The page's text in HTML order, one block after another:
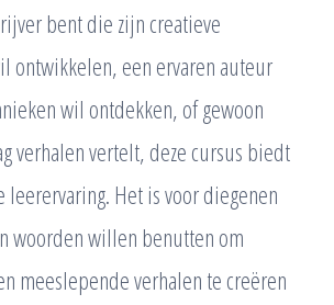
bent die zijn creatieve
ontwikkelen, een ervaren auteur
wil ontdekken, of gewoon
verhalen vertelt, deze cursus biedt
leerervaring. Het is voor diegenen
woorden willen benutten om
meeslepende verhalen te creëren